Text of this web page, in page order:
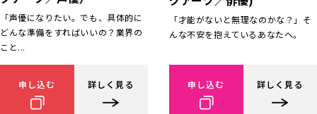
「声優になりたい。でも、具体的に
どんな準備をすればいいの？業界の
こと...
申し込む 詳しく見る
「才能がないと無理なのかな？」そ
んな不安を抱えているあなたへ。
申し込む 詳しく見る